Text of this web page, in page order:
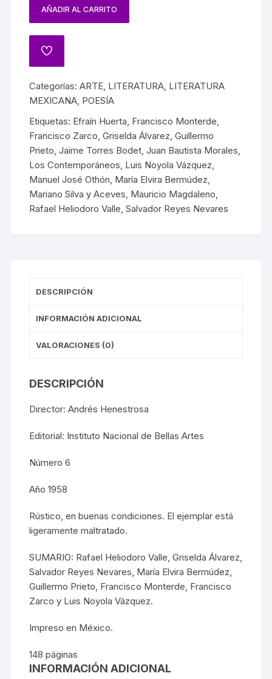
AÑADIR AL CARRITO
Categorías:ARTE, LITERATURA, LITERATURA
MEXICANA, POESÍA
Etiquetas: Efraín Huerta, Francisco Monterde,
Francisco Zarco,Griselda Álvarez,Guillermo
Prieto,Jaime Torres Bodet,Juan Bautista Morales,
Los Contemporáneos, Luis Noyola Vázquez,
Manuel José Othón, María Elvira Bermúdez,
Mariano Silva y Aceves, Mauricio Magdaleno,
Rafael Heliodoro Valle,Salvador Reyes Nevares
DESCRIPCIÓN
INFORMACIÓN ADICIONAL
VALORACIONES (0)
DESCRIPCIÓN
Director: Andrés Henestrosa
Editorial: Instituto Nacional de Bellas Artes
Número 6
Año 1958
Rústico, en buenas condiciones. El ejemplar está
ligeramente maltratado.
SUMARIO: Rafael Heliodoro Valle, Griselda Álvarez,
Salvador Reyes Nevares, María Elvira Bermúdez,
Guillermo Prieto, Francisco Monterde, Francisco
Zarco y Luis Noyola Vázquez.
Impreso en México.
148 páginas
INFORMACIÓN ADICIONAL